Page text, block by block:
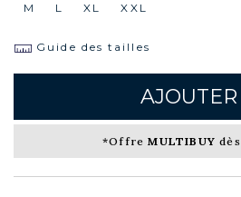
M L XL XXL
Guide des tailles
AJOUTER
*OffreMULTIBUY dès